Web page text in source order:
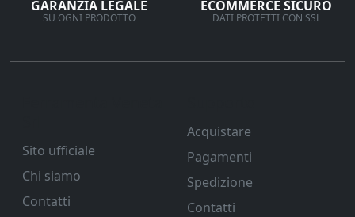
GARANZIA LEGALE
SU OGNI PRODOTTO
ECOMMERCE SICURO
DATI PROTETTI CON SSL
Sito ufficiale
Chi siamo
Contatti
Acquistare
Pagamenti
Spedizione
Contatti